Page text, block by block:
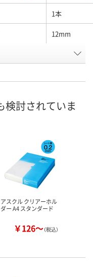
1本
12mm
文字 ネイビー/白
カゴへ
数量
検討されていま
アスクル クリアーホル
ダー A4 スタンダード
￥126～（税込）